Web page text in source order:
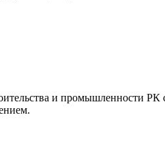
и промышленности